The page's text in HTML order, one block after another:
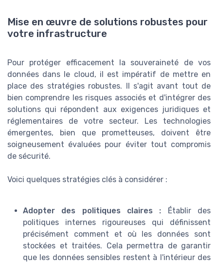
Mise en œuvre de solutions robustes pour
votre infrastructure
Pour protéger efficacement la souveraineté de vos
données dans le cloud, il est impératif de mettre en
place des stratégies robustes. Il s'agit avant tout de
bien comprendre les risques associés et d'intégrer des
solutions qui répondent aux exigences juridiques et
réglementaires de votre secteur. Les technologies
émergentes, bien que prometteuses, doivent être
soigneusement évaluées pour éviter tout compromis
de sécurité.
Voici quelques stratégies clés à considérer :
Adopter des politiques claires :
Établir des
politiques internes rigoureuses qui définissent
précisément comment et où les données sont
stockées et traitées. Cela permettra de garantir
que les données sensibles restent à l'intérieur des